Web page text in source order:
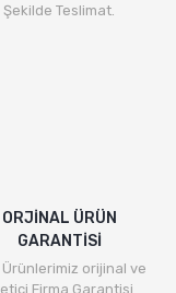
Şekilde Teslimat.
ORJİNAL ÜRÜN
GARANTİSİ
Ürünlerimiz orijinal ve
Firma Garantisi